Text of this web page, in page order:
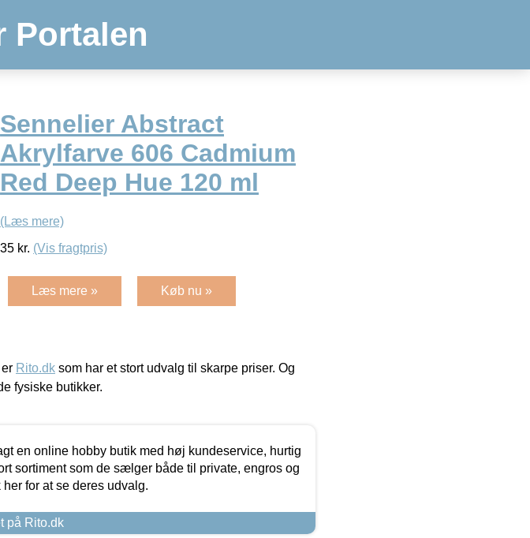
Portalen
Sennelier Abstract
Akrylfarve 606 Cadmium
Red Deep Hue 120 ml
(Læs mere)
35 kr. (Vis fragtpris)
Læs mere » Køb nu »
Rito.dk som har et stort udvalg til skarpe priser. Og
fysiske butikker.
en online hobby butik med høj kundeservice, hurtig
sortiment som de sælger både til private, engros og
for at se deres udvalg.
på Rito.dk